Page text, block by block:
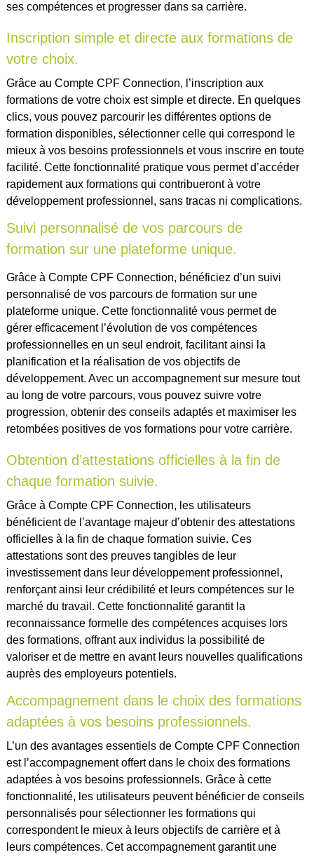
ses compétences et progresser dans sa carrière.
Inscription simple et directe aux formations de
votre choix.
Grâce au Compte CPF Connection, l’inscription aux
formations de votre choix est simple et directe. En quelques
clics, vous pouvez parcourir les différentes options de
formation disponibles, sélectionner celle qui correspond le
mieux à vos besoins professionnels et vous inscrire en toute
facilité. Cette fonctionnalité pratique vous permet d’accéder
rapidement aux formations qui contribueront à votre
développement professionnel, sans tracas ni complications.
Suivi personnalisé de vos parcours de
formation sur une plateforme unique.
Grâce à Compte CPF Connection, bénéficiez d’un suivi
personnalisé de vos parcours de formation sur une
plateforme unique. Cette fonctionnalité vous permet de
gérer efficacement l’évolution de vos compétences
professionnelles en un seul endroit, facilitant ainsi la
planification et la réalisation de vos objectifs de
développement. Avec un accompagnement sur mesure tout
au long de votre parcours, vous pouvez suivre votre
progression, obtenir des conseils adaptés et maximiser les
retombées positives de vos formations pour votre carrière.
Obtention d’attestations officielles à la fin de
chaque formation suivie.
Grâce à Compte CPF Connection, les utilisateurs
bénéficient de l’avantage majeur d’obtenir des attestations
officielles à la fin de chaque formation suivie. Ces
attestations sont des preuves tangibles de leur
investissement dans leur développement professionnel,
renforçant ainsi leur crédibilité et leurs compétences sur le
marché du travail. Cette fonctionnalité garantit la
reconnaissance formelle des compétences acquises lors
des formations, offrant aux individus la possibilité de
valoriser et de mettre en avant leurs nouvelles qualifications
auprès des employeurs potentiels.
Accompagnement dans le choix des formations
adaptées à vos besoins professionnels.
L’un des avantages essentiels de Compte CPF Connection
est l’accompagnement offert dans le choix des formations
adaptées à vos besoins professionnels. Grâce à cette
fonctionnalité, les utilisateurs peuvent bénéficier de conseils
personnalisés pour sélectionner les formations qui
correspondent le mieux à leurs objectifs de carrière et à
leurs compétences. Cet accompagnement garantit une